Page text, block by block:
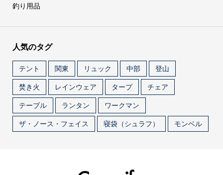
釣り用品
人気のタグ
テント 関東 リュック 中部
登山
焚き火
レインウェア タープ
チェア
テーブル
ランタン
ワークマン
ザ・ノース・フェイス
寝袋（シュラフ） モンベル